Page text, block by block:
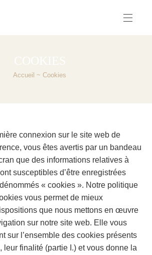
Accueil Cookies
connexion sur le site web de
vous êtes avertis par un bandeau
que des informations relatives à
susceptibles d’être enregistrées
« cookies ». Notre politique
vous permet de mieux
que nous mettons en œuvre
sur notre site web. Elle vous
sur l’ensemble des cookies présents
leur finalité (partie I.) et vous donne la